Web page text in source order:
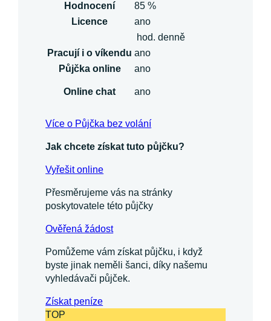
Hodnocení
85 %
Licence
ano
hod. denně
Pracují i o víkendu ano
Půjčka online
ano
Online chat ano
Více o Půjčka bez volání
Jak chcete získat tuto půjčku?
Vyřešit online
Přesměrujeme vás na stránky
poskytovatele této půjčky
Ověřená žádost
Pomůžeme vám získat půjčku, i když
byste jinak neměli šanci, díky našemu
vyhledávači půjček.
Získatpeníze
TOP